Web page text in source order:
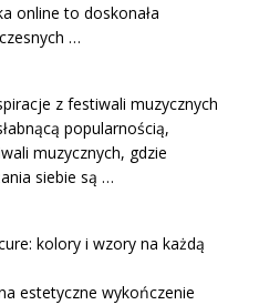
online to doskonała
…
z festiwali muzycznych
popularnością,
muzycznych, gdzie
siebie są …
kolory i wzory na każdą
estetyczne wykończenie